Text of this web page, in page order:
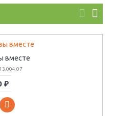
вместе
₽